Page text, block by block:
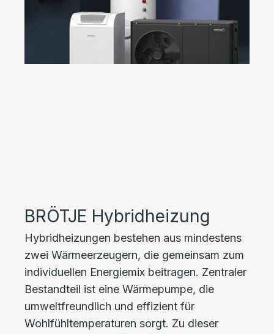
BRÖTJE Hybridheizung
Hybridheizungen bestehen aus mindestens
zwei Wärmeerzeugern, die gemeinsam zum
individuellen Energiemix beitragen. Zentraler
Bestandteil ist eine Wärmepumpe, die
umweltfreundlich und effizient für
Wohlfühltemperaturen sorgt. Zu dieser